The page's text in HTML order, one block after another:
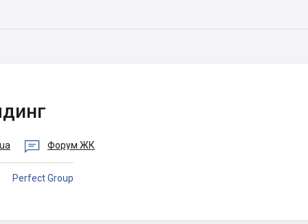
 Форум ЖК
Perfect Group